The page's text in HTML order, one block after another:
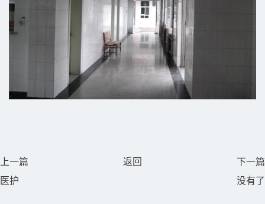
上一篇
医护
返回
下一篇
没有了